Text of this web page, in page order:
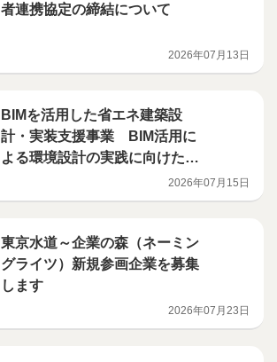
者連携協定の締結について
2026年07月13日
BIMを活用した省エネ建築設
計・実装支援事業 BIM活用に
よる環境設計の実践に向けたハ
2026年07月15日
東京水道～企業の森（ネーミン
グライツ）新規参画企業を募集
します
2026年07月23日